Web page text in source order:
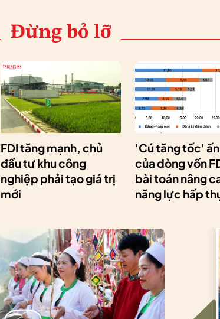
Đừng bỏ lỡ
FDI tăng mạnh, chủ
đầu tư khu công
nghiệp phải tạo giá trị
mới
'Cú tăng tốc'
của dòng vốn
bài toán nâng
năng lực hấp